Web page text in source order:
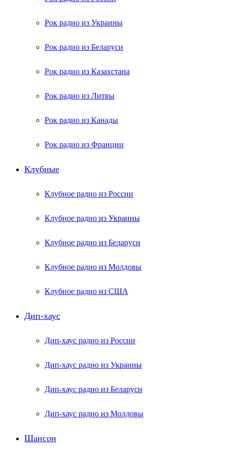
Рок радио из Украины
Рок радио из Беларуси
Рок радио из Казахстана
Рок радио из Литвы
Рок радио из Канады
Рок радио из Франции
Клубные
Клубное радио из России
Клубное радио из Украины
Клубное радио из Беларуси
Клубное радио из Молдовы
Клубное радио из США
Дип-хаус
Дип-хаус радио из России
Дип-хаус радио из Украины
Дип-хаус радио из Беларуси
Дип-хаус радио из Молдовы
Шансон